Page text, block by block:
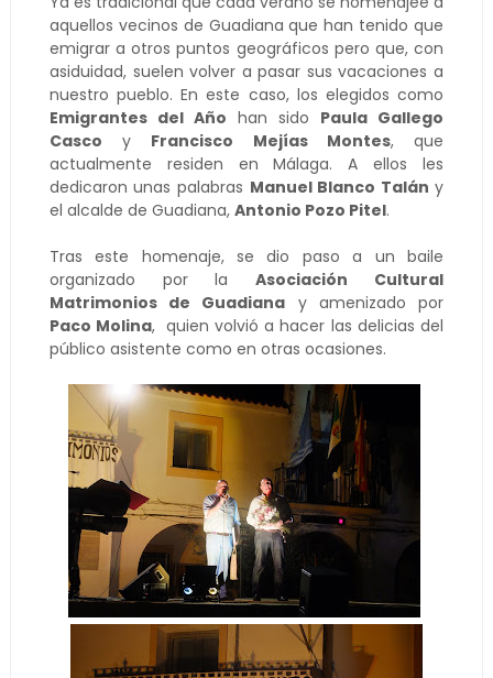
aquellos vecinos de Guadiana que han tenido que
emigrar a otros puntos geográficos pero que, con
asiduidad, suelen volver a pasar sus vacaciones a
nuestro pueblo. En este caso, los elegidos como
Emigrantes del Año han sido Paula Gallego
Casco y Francisco Mejías Montes, que
actualmente residen en Málaga. A ellos les
dedicaron unas palabras Manuel Blanco Talán y
el alcalde de Guadiana, Antonio Pozo Pitel.
Tras este homenaje, se dio paso a un baile
organizado por laAsociación Cultural
Matrimonios de Guadiana y amenizado por
Paco Molina, quien volvió a hacer las delicias del
público asistente como en otras ocasiones.